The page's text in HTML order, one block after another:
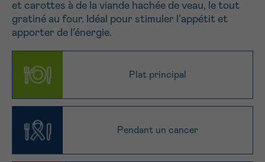
et carottes à de la viande hachée de veau, le tout
gratiné au four. Idéal pour stimuler l’appétit et
apporter de l’énergie.
Plat principal
Pendant un cancer
Par téléphone
0800 15 801 lu-ve 9h à 18h
Via le formulaire de contact
Je souhaite être rappelé.e
11h-13h
16h-18h